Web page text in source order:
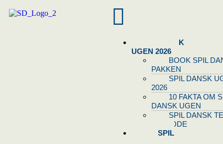
SPIL DANSK
UGEN 2026
BOOK SPIL
PAKKEN
SPIL DANSK
2026
10 FAKTA OM
DANSK UGEN
SPIL DANSK
OG NODE
BLIV SPIL